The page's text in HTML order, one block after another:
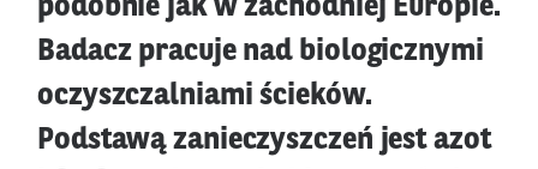
podobnie jak w zachodniej Europie.
Badacz pracuje nad biologicznymi
oczyszczalniami ścieków.
Podstawą zanieczyszczeń jest azot